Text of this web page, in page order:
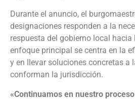
Durante el anuncio, el
designaciones responden a la
respuesta del gobierno local hacia
enfoque principal se centra en la
y en llevar soluciones concretas a
conforman la jurisdicción.
«Continuamos en nuestro